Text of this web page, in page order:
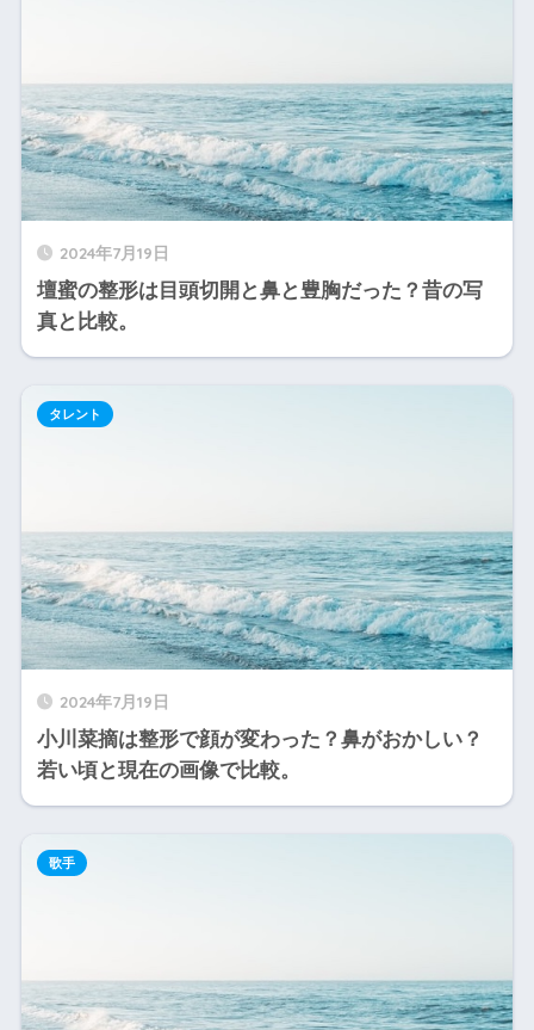
2024年7月19日
壇蜜の整形は目頭切開と鼻と豊胸だった？昔の写
真と比較。
2024年7月19日
小川菜摘は整形で顔が変わった？鼻がおかしい？
若い頃と現在の画像で比較。
タレント
歌手